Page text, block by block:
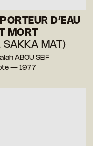
PORTEUR D’EAU
MORT
SAKKA MAT)
ABOU SEIF
— 1977